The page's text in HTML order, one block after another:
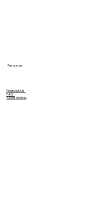
Resources
Financial Aid
FAQ
About Minévia